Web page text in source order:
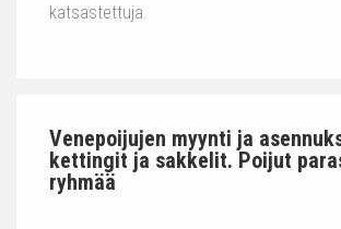
katsastettuja.
Venepoijujen myynti ja
kettingit ja sakkelit. Poijut
ryhmää